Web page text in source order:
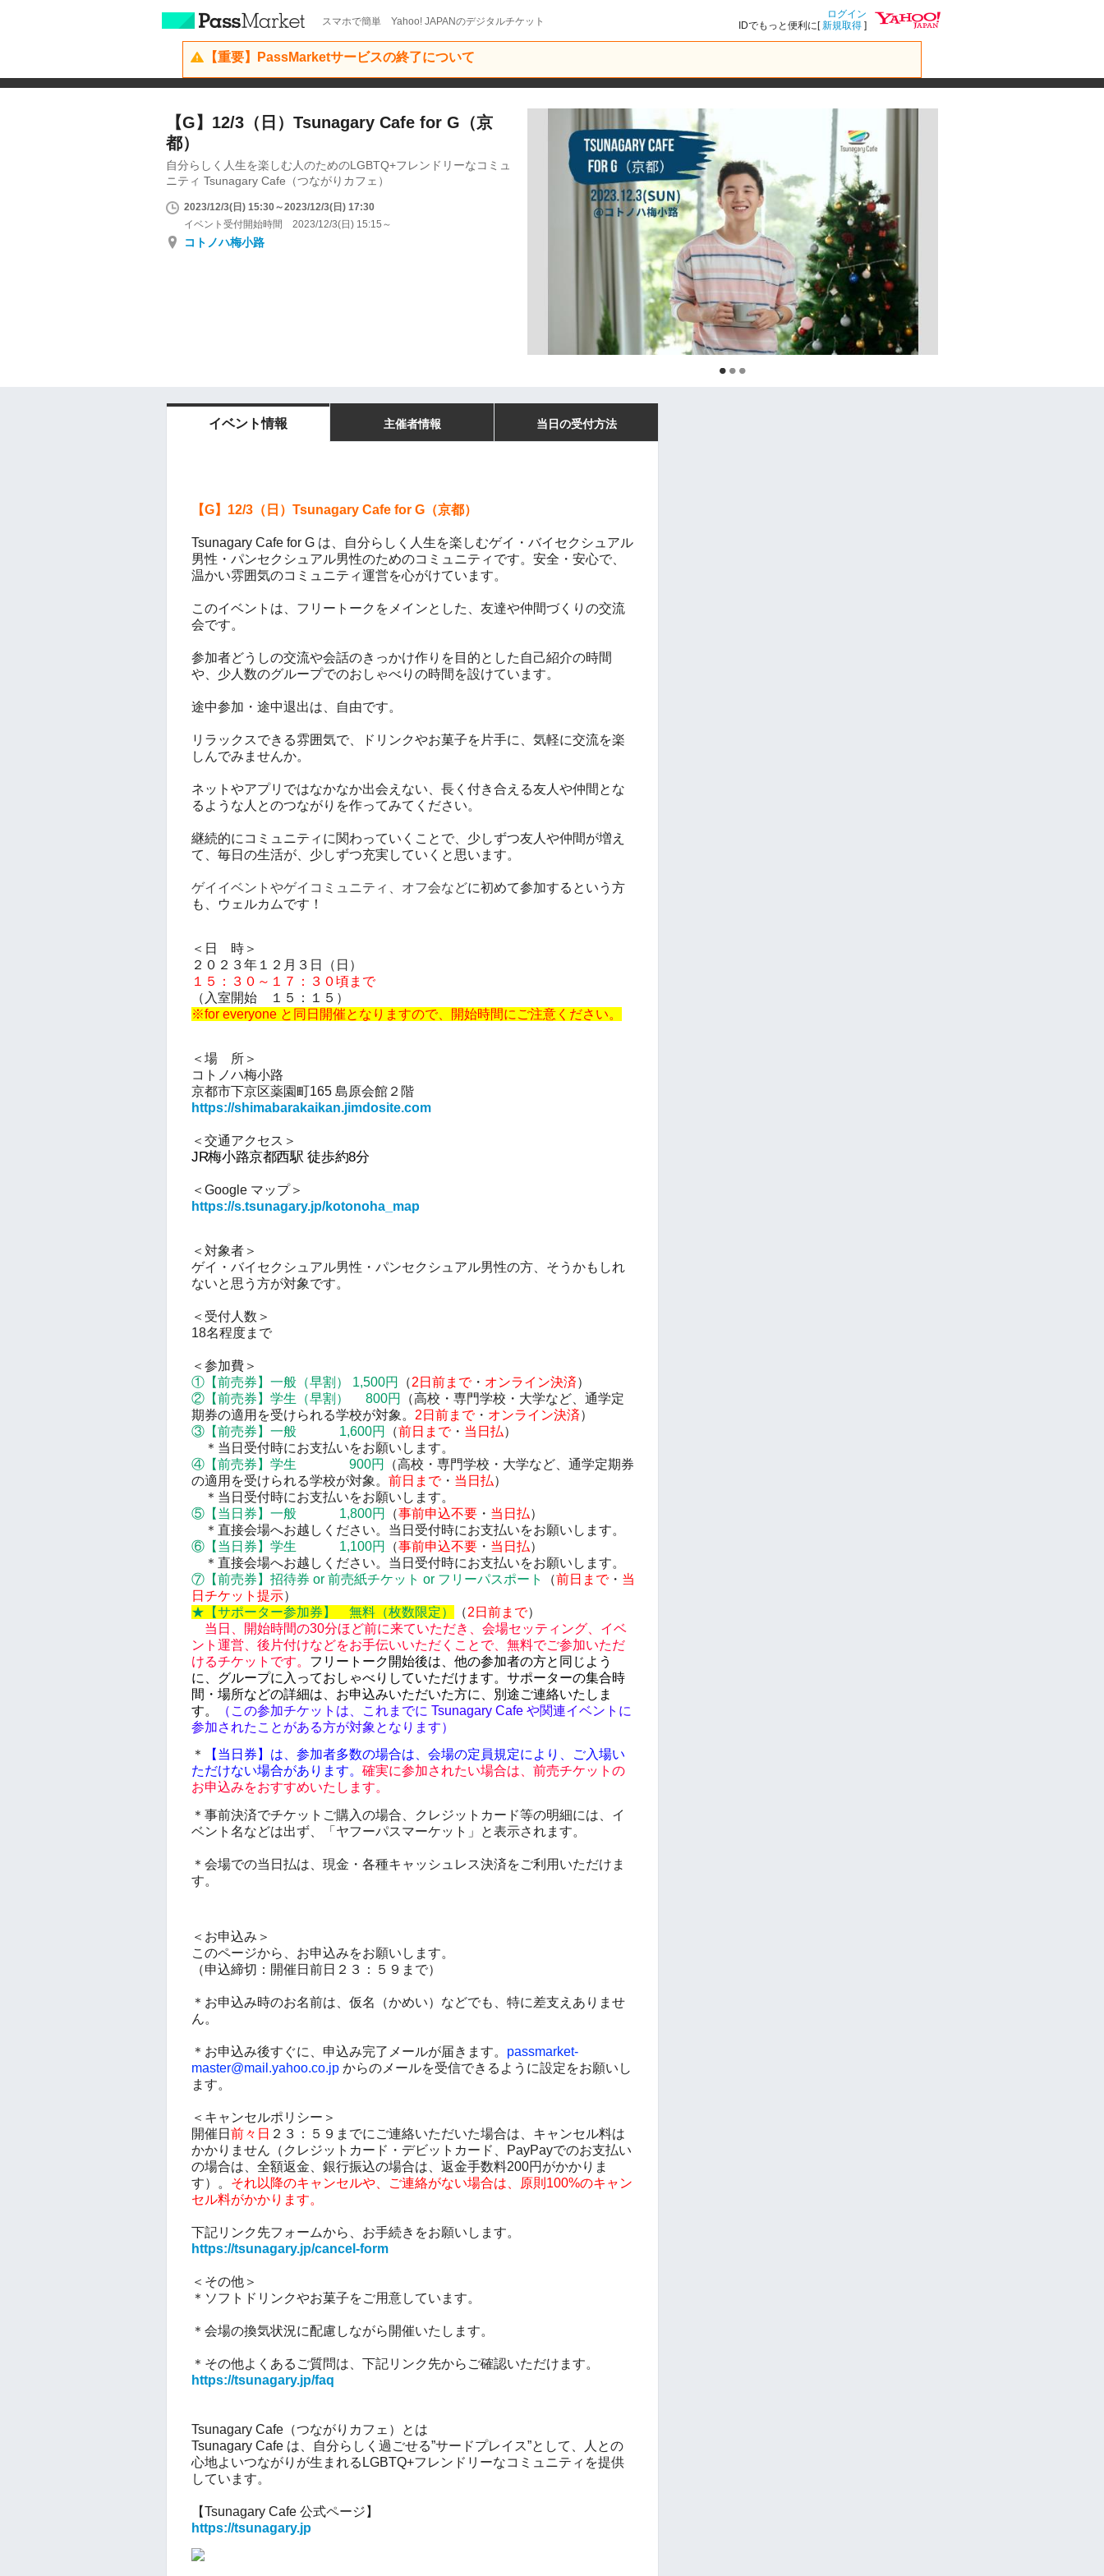
スマホで簡単 Yahoo! JAPANのデジタルチケット
ログイン
IDでもっと便利に[新規取得 ]
【重要】PassMarketサービスの終了について
【G】12/3（日）Tsunagary Cafe for G（京
都）
自分らしく人生を楽しむ人のためのLGBTQ+フレンドリーなコミュ
ニティ Tsunagary Cafe（つながりカフェ）
2023/12/3(日) 15:30～2023/12/3(日) 17:30
イベント受付開始時間 2023/12/3(日) 15:15～
コトノハ梅小路
イベント情報 主催者情報 当日の受付方法
【G】 12/3（日） Tsunagary Cafe for G（京都）
Tsunagary Cafe for G は、自分らしく人生を楽しむゲイ・バイセクシュアル
男性・パンセクシュアル男性のためのコミュニティです。 安全・安心で、
温かい雰囲気のコミュニティ運営を心がけています。
このイベントは、フリートークをメインとした、友達や仲間づくりの交流
会です。
参加者どうしの交流や会話のきっかけ作りを目的とした自己紹介の時間
や、少人数のグループでのおしゃべりの時間を設けています。
途中参加・途中退出は、自由です。
リラックスできる雰囲気で、ドリンクやお菓子を片手に、気軽に交流を楽
しんでみませんか。
ネットやアプリではなかなか出会えない、長く付き合える友人や仲間とな
るような人とのつながりを作ってみてください。
継続的にコミュニティに関わっていくことで、少しずつ友人や仲間が増え
て、毎日の生活が、少しずつ充実していくと思います。
ゲイイベントやゲイコミュニティ、オフ会などに初めて参加するという方
も、ウェルカムです！
＜日 時＞
２０２３年１２月３日（日）
１５：３０～１７：３０頃まで
（入室開始 １５：１５）
※for everyone と同日開催となりますので、開始時間にご注意ください。
＜場 所＞
コトノハ梅小路
京都市下京区薬園町165 島原会館２階
https://shimabarakaikan.jimdosite.com
＜交通アクセス＞
JR梅小路京都西駅 徒歩約8分
＜Google マップ＞
https://s.tsunagary.jp/kotonoha_map
＜対象者＞
ゲイ・ バイセクシュアル男性・パンセクシュアル男性の方、そうかもしれ
ないと思う方が対象です。
＜受付人数＞
18名程度まで
＜参加費＞
① 【前売券】 一般（早割） 1,500円 （2 日前まで・ オンライン決済）
② 【前売券】 学生（早割） 800円
（高校・専門学校・大学など、通学定
期券の適用を受けられる学校が対象。 2 日前まで・ オンライン決済）
③ 【前売券】 一般 1,600円 （前日まで・ 当日払）
＊当日受付時にお支払いをお願いします。
④ 【前売券】 学生 900円
（高校・専門学校・大学など、通学定期券
の適用を受けられる学校が対象。 前日まで・ 当日払）
＊当日受付時にお支払いをお願いします。
⑤【当日券】一般 1,800円
（事前申込不要 ・ 当日払）
＊直接会場へお越しください。当日受付時にお支払いをお願いします。
⑥【当日券】学生 1,100円
（事前申込不要 ・ 当日払）
＊ 直接会場へお越しください。当日受付時にお支払いをお願いします。
⑦【前売券】 招待券 or 前売紙チケット or フリーパスポート （前日まで・ 当
日チケット提示）
★【サポーター参加券】 無料（枚数限定）
（2 日前まで）
当日、開始時間の30分ほど前に来ていただき、会場セッティング、イベ
ント運営、後片付けなどをお手伝いいただくことで、無料でご参加いただ
けるチケットです。 フリートーク開始後は、他の参加者の方と同じよう
に、グループに入っておしゃべりしていただけます。サポーターの集合時
間・場所などの詳細は、お申込みいただいた方に、別途ご連絡いたしま
す。
（この参加チケットは、これまでに Tsunagary Cafe や関連イベントに
参加されたことがある方が対象となります）
＊
【当日券】は、 参加者多数の場合は、会場の定員規定により、ご入場い
ただけない場合があります。 確実に参加されたい場合は、前売チケットの
お申込みをおすすめいたします。
＊事前決済でチケットご購入の場合、クレジットカード等の明細には、イ
ベント名などは出ず、「ヤフーパスマーケット」と表示されます。
＊会場での当日払は、現金・各種キャッシュレス決済をご利用いただけま
す。
＜お申込み＞
このページから、お申込みをお願いします。
（申込締切：開催日前日２３：５９まで）
＊お申込み時のお名前は、仮名（かめい）などでも、特に差支えありませ
ん。
＊お申込み後すぐに、申込み完了メールが届きます。 passmarket-
master@mail.yahoo.co.jp からのメールを受信できるように設定をお願いし
ます。
＜キャンセルポリシー＞
開催日 前々日 ２３：５９までにご連絡いただいた場合は、キャンセル料は
かかりません（クレジットカード・デビットカード、PayPayでのお支払い
の場合は、全額返金、銀行振込の場合は、返金手数料200円がかかりま
す）。 それ以降のキャンセルや、ご連絡がない場合は、原則100%のキャン
セル料がかかります。
下記リンク先フォームから、お手続きをお願いします。
https://tsunagary.jp/cancel-form
＜その他＞
＊ ソフトドリンクやお菓子をご用意しています。
＊会場の換気状況に配慮しながら開催いたします。
＊その他よくあるご質問は、下記リンク先からご確認いただけます。
https://tsunagary.jp/faq
Tsunagary Cafe（つながりカフェ）とは
Tsunagary Cafe は、自分らしく過ごせる”サードプレイス”として、人との
心地よいつながりが生まれるLGBTQ+フレンドリーなコミュニティを提供
しています。
【Tsunagary Cafe 公式ページ】
https://tsunagary.jp